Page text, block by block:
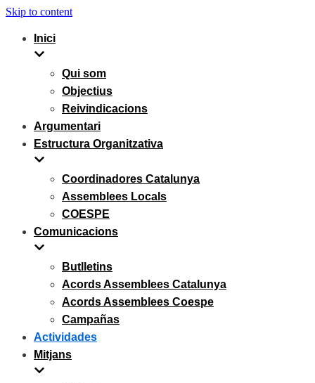
Skip to content
Inici
Qui som
Objectius
Reivindicacions
Argumentari
Estructura Organitzativa
Coordinadores Catalunya
Assemblees Locals
COESPE
Comunicacions
Butlletins
Acords Assemblees Catalunya
Acords Assemblees Coespe
Campañas
Actividades
Mitjans